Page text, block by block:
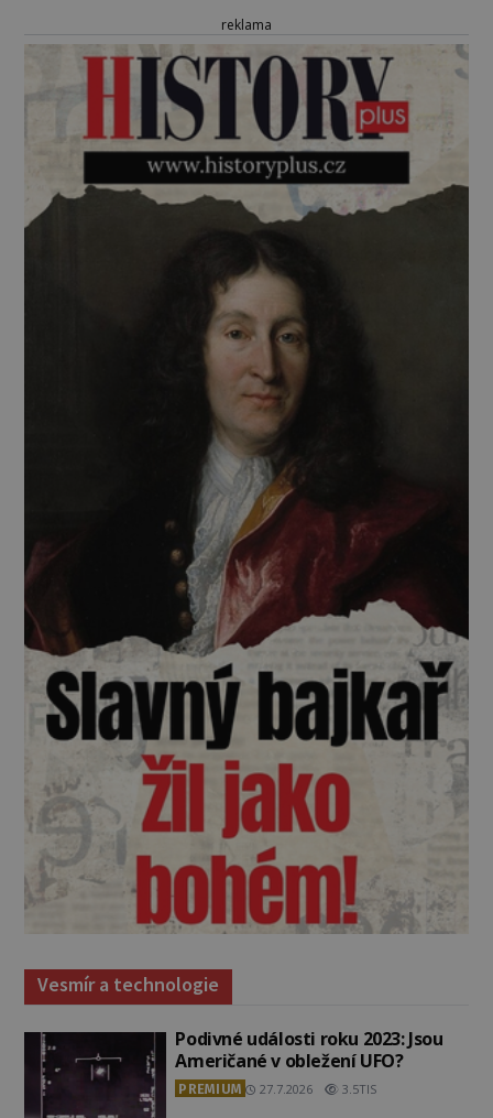
reklama
Vesmír a technologie
Podivné události roku 2023: Jsou
Američané v obležení UFO?
PREMIUM 27.7.2026 3.5TIS